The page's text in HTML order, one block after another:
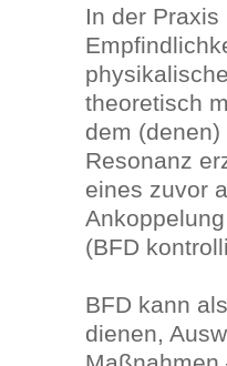
In der
theoretisch
dem
Resonanz
eines zuvor
(BFD
BFD kann
dienen,